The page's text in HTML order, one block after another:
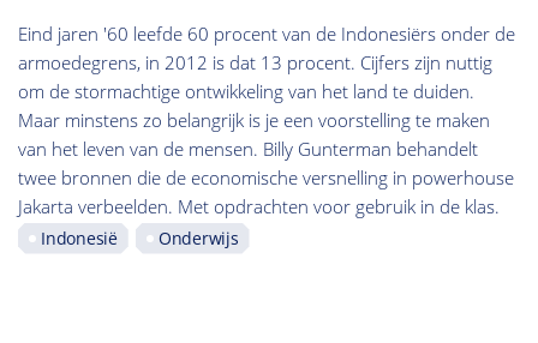
Eind jaren '60 leefde 60 procent van de Indonesiërs onder de
armoedegrens, in 2012 is dat 13 procent. Cijfers zijn nuttig
om de stormachtige ontwikkeling van het land te duiden.
Maar minstens zo belangrijk is je een voorstelling te maken
van het leven van de mensen. Billy Gunterman behandelt
twee bronnen die de economische versnelling in powerhouse
Jakarta verbeelden. Met opdrachten voor gebruik in de klas.
Indonesië Onderwijs